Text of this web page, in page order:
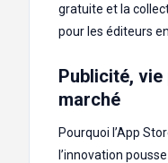
gratuite et la
pour les éditeurs
Publicité,
marché
Pourquoi l’App
l’innovation